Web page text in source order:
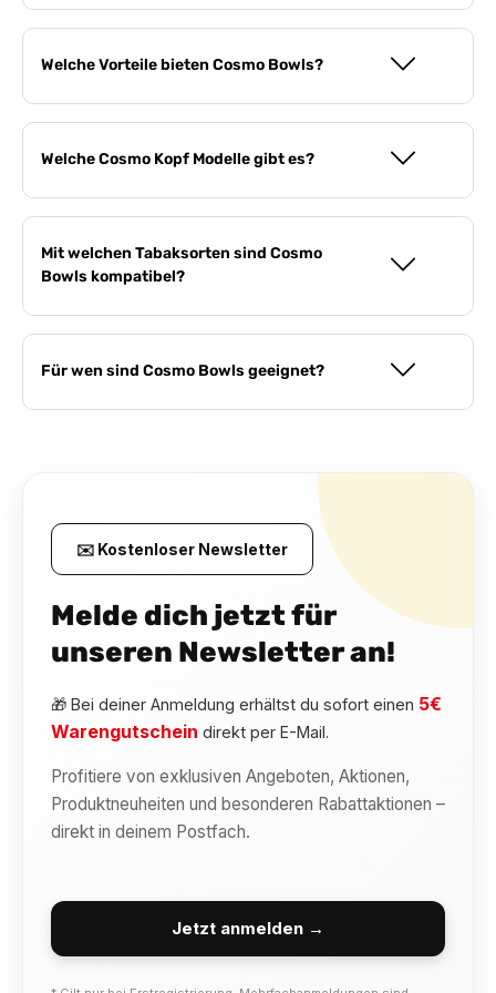
Welche Vorteile bieten Cosmo Bowls?
Welche Cosmo Kopf Modelle gibt es?
Mit welchen Tabaksorten sind Cosmo
Bowls kompatibel?
Für wen sind Cosmo Bowls geeignet?
✉️ Kostenloser Newsletter
Melde dich jetzt für
unseren Newsletter an!
🎁 Bei deiner Anmeldung erhältst du sofort einen 5€
Warengutschein direkt per E-Mail.
Profitiere von exklusiven Angeboten, Aktionen,
Produktneuheiten und besonderen Rabattaktionen –
direkt in deinem Postfach.
Jetzt anmelden →